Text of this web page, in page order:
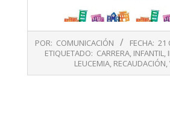
10-
POR: COMUNICACIÓN FECHA: 21
ETIQUETADO: CARRERA, INFANTIL,
LEUCEMIA, RECAUDACIÓN,